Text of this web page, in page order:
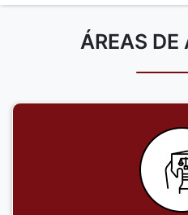
ÁREAS DE